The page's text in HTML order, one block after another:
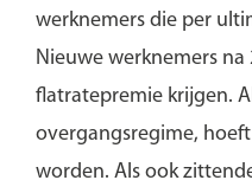
werknemers die per
Nieuwe werknemers
flatratepremie krijgen.
overgangsregime,
worden. Als ook